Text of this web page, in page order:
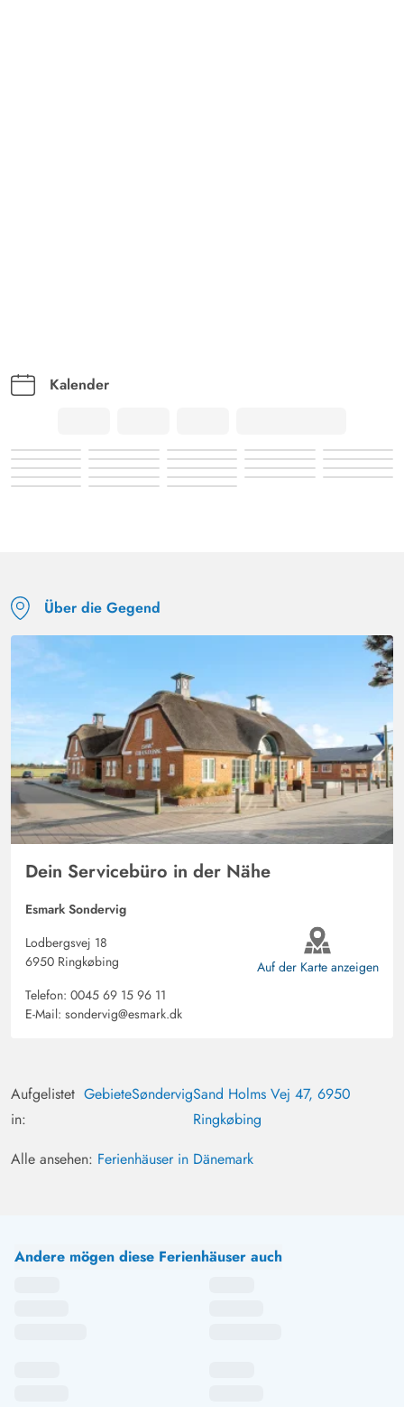
Kalender
Über die Gegend
Dein Servicebüro in der Nähe
Esmark Sondervig
Lodbergsvej 18
6950 Ringkøbing
Telefon: 0045 69 15 96 11
E-Mail: sondervig@esmark.dk
Auf der Karte anzeigen
Aufgelistet
in:
GebieteSøndervigSand Holms Vej 47, 6950
Ringkøbing
Alle ansehen: Ferienhäuser in Dänemark
Andere mögen diese Ferienhäuser auch